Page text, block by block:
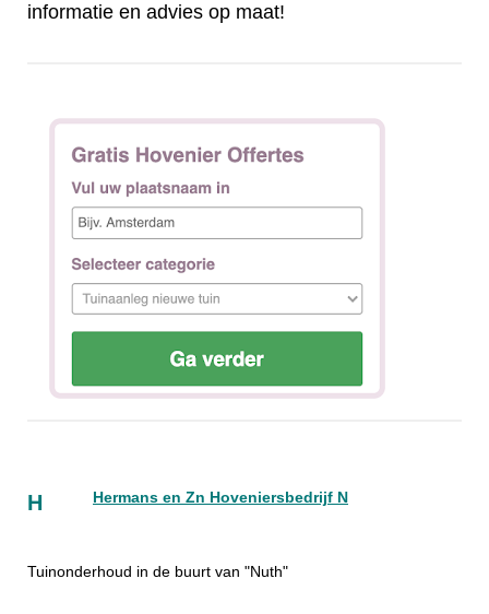
informatie en advies op maat!
H Hermans en Zn Hoveniersbedrijf N
Tuinonderhoud in de buurt van "Nuth"